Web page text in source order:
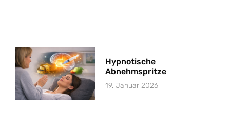
Hypnotische
Abnehmspritze
19. Januar 2026